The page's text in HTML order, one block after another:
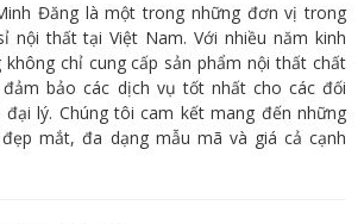
Đăng là một trong những đơn vị trong
nội thất tại Việt Nam. Với nhiều năm kinh
chỉ cung cấp sản phẩm nội thất chất
bảo các dịch vụ tốt nhất cho các đối
đại lý. Chúng tôi cam kết mang đến những
mắt, đa dạng mẫu mã và giá cả cạnh